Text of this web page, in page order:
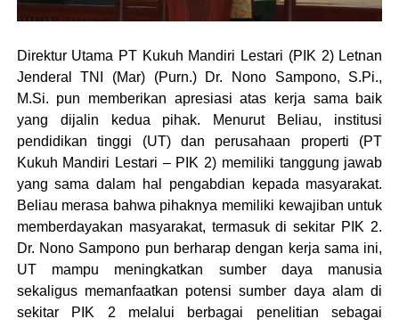
Direktur Utama PT Kukuh Mandiri Lestari (PIK 2) Letnan
Jenderal TNI (Mar) (Purn.) Dr. Nono Sampono, S.Pi.,
M.Si. pun memberikan apresiasi atas kerja sama baik
yang dijalin kedua pihak. Menurut Beliau, institusi
pendidikan tinggi (UT) dan perusahaan properti (PT
Kukuh Mandiri Lestari – PIK 2) memiliki tanggung jawab
yang sama dalam hal pengabdian kepada masyarakat.
Beliau merasa bahwa pihaknya memiliki kewajiban untuk
memberdayakan masyarakat, termasuk di sekitar PIK 2.
Dr. Nono Sampono pun berharap dengan kerja sama ini,
UT mampu meningkatkan sumber daya manusia
sekaligus memanfaatkan potensi sumber daya alam di
sekitar PIK 2 melalui berbagai penelitian sebagai